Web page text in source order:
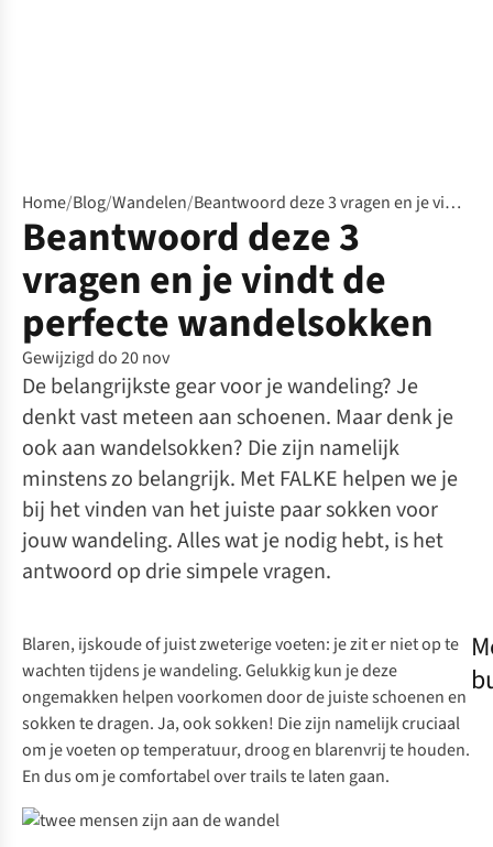
Home/Blog/Wandelen/ Beantwoord deze 3 vragen en je vindt de perfecte wandelsokken
Beantwoord deze 3
vragen en je vindt de
perfecte wandelsokken
Gewijzigd do 20 nov
De belangrijkste gear voor je wandeling? Je
denkt vast meteen aan schoenen. Maar denk je
ook aan wandelsokken? Die zijn namelijk
minstens zo belangrijk. Met FALKE helpen we je
bij het vinden van het juiste paar sokken voor
jouw wandeling. Alles wat je nodig hebt, is het
antwoord op drie simpele vragen.
Blaren, ijskoude of juist zweterige voeten: je zit er niet op te
wachten tijdens je wandeling. Gelukkig kun je deze
ongemakken helpen voorkomen door de juiste schoenen en
sokken te dragen. Ja, ook sokken! Die zijn namelijk cruciaal
om je voeten op temperatuur, droog en blarenvrij te houden.
En dus om je comfortabel over trails te laten gaan.